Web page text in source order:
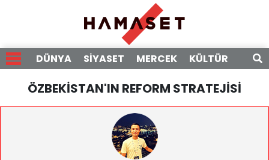
DÜNYA SİYASET MERCEK KÜLTÜR
ÖZBEKİSTAN'IN REFORM STRATEJİSİ